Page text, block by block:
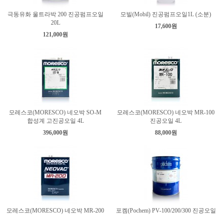
극동유화 울트라박 200 진공펌프오일
20L
121,000원
모빌(Mobil) 진공펌프오일1L (소분)
17,600원
모레스코(MORESCO) 네오박 SO-M
합성계 고진공오일 4L
396,000원
모레스코(MORESCO) 네오박 MR-100
진공오일 4L
88,000원
모레스코(MORESCO) 네오박 MR-200
포켐(Pochem) PV-100/200/300 진공오일